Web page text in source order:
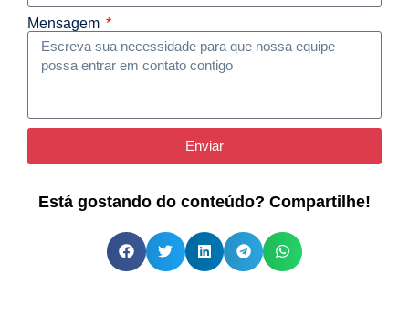
Mensagem
Enviar
Está gostando do conteúdo? Compartilhe!